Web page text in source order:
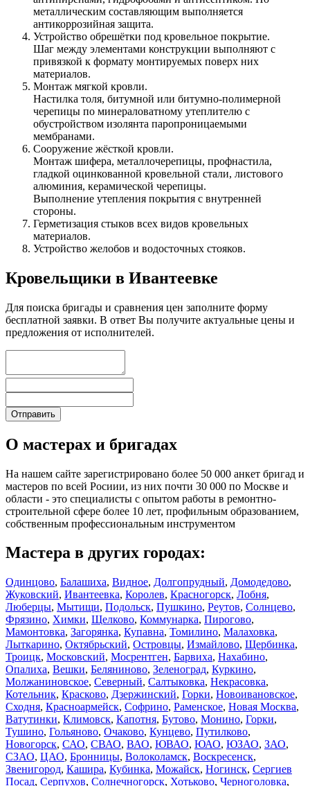
металлическим составляющим выполняется
антикоррозийная защита.
Устройство обрешётки под кровельное покрытие.
Шаг между элементами конструкции выполняют с
привязкой к формату монтируемых поверх них
материалов.
Монтаж мягкой кровли.
Настилка толя, битумной или битумно-полимерной
черепицы по минераловатному утеплителю с
обустройством изолянта паропроницаемыми
мембранами.
Сооружение жёсткой кровли.
Монтаж шифера, металлочерепицы, профнастила,
гладкой оцинкованной кровельной стали, листового
алюминия, керамической черепицы.
Выполнение утепления покрытия с внутренней
стороны.
Герметизация стыков всех видов кровельных
материалов.
Устройство желобов и водосточных стояков.
Кровельщики в Ивантеевке
Для поиска бригады и сравнения цен заполните форму
бесплатной заявки. В ответ Вы получите актуальные цены и
предложения от исполнителей.
О мастерах и бригадах
На нашем сайте зарегистрировано более 50 000 анкет бригад и
мастеров по всей Росиии, из них почти 30 000 по Москве и
области - это специалисты с опытом работы в ремонтно-
строительной сфере более 10 лет, профильным образованием,
собственным профессиональным инструментом
Мастера в других городах:
Одинцово, Балашиха, Видное, Долгопрудный, Домодедово,
Жуковский, Ивантеевка, Королев, Красногорск, Лобня,
Люберцы, Мытищи, Подольск, Пушкино, Реутов, Солнцево,
Фрязино, Химки, Щелково, Коммунарка, Пирогово,
Мамонтовка, Загорянка, Купавна, Томилино, Малаховка,
Лыткарино, Октябрьский, Островцы, Измайлово, Щербинка,
Троицк, Московский, Мосрентген, Барвиха, Нахабино,
Опалиха, Вешки, Беляниново, Зеленоград, Куркино,
Молжаниновское, Северный, Салтыковка, Некрасовка,
Котельник, Красково, Дзержинский, Горки, Новоивановское,
Сходня, Красноармейск, Софрино, Раменское, Новая Москва,
Ватутинки, Климовск, Капотня, Бутово, Монино, Горки,
Тушино, Гольяново, Очаково, Кунцево, Путилково,
Новогорск, САО, СВАО, ВАО, ЮВАО, ЮАО, ЮЗАО, ЗАО,
СЗАО, ЦАО, Бронницы, Волоколамск, Воскресенск,
Звенигород, Кашира, Кубинка, Можайск, Ногинск, Сергиев
Посад, Серпухов, Солнечногорск, Хотьково, Черноголовка,